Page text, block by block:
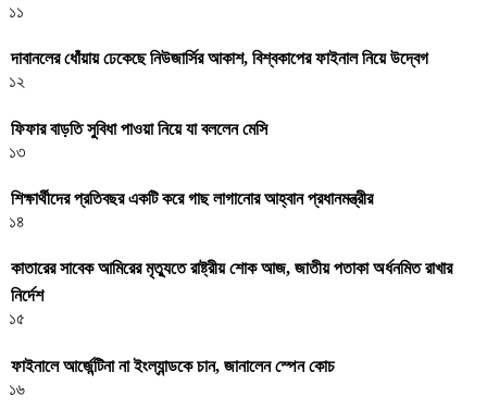
১১
দাবানলের ধোঁয়ায় ঢেকেছে নিউজার্সির আকাশ, বিশ্বকাপের ফাইনাল নিয়ে উদ্বেগ
১২
ফিফার বাড়তি সুবিধা পাওয়া নিয়ে যা বললেন মেসি
১৩
শিক্ষার্থীদের প্রতিবছর একটি করে গাছ লাগানোর আহ্বান প্রধানমন্ত্রীর
১৪
কাতারের সাবেক আমিরের মৃত্যুতে রাষ্ট্রীয় শোক আজ, জাতীয় পতাকা অর্ধনমিত রাখার
নির্দেশ
১৫
ফাইনালে আর্জেন্টিনা না ইংল্যান্ডকে চান, জানালেন স্পেন কোচ
১৬